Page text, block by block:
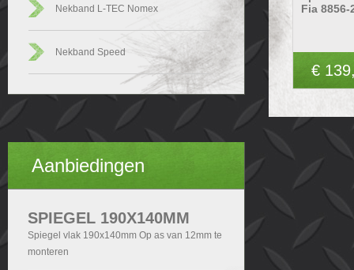
Nekband L-TEC Nomex
Nekband Speed
Aanbiedingen
SPIEGEL 190X140MM
Spiegel vlak 190x140mm Op as van 12mm te
monteren
Fia 8856-
€